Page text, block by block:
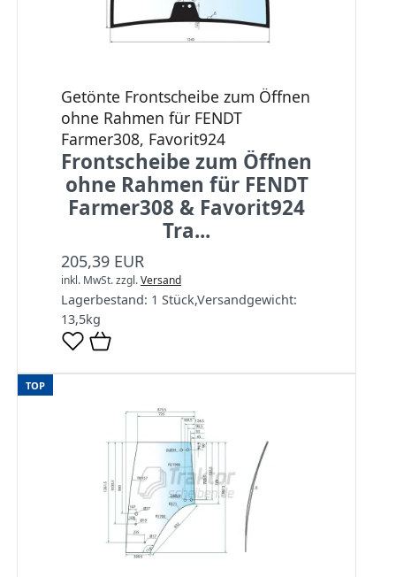
Getönte Frontscheibe zum Öffnen
ohne Rahmen für FENDT
Farmer308, Favorit924
Frontscheibe zum Öffnen
ohne Rahmen für FENDT
Farmer308 & Favorit924
Tra...
205,39 EUR
inkl. MwSt.zzgl.Versand
Lagerbestand: 1 Stück,Versandgewicht:
13,5kg
TOP